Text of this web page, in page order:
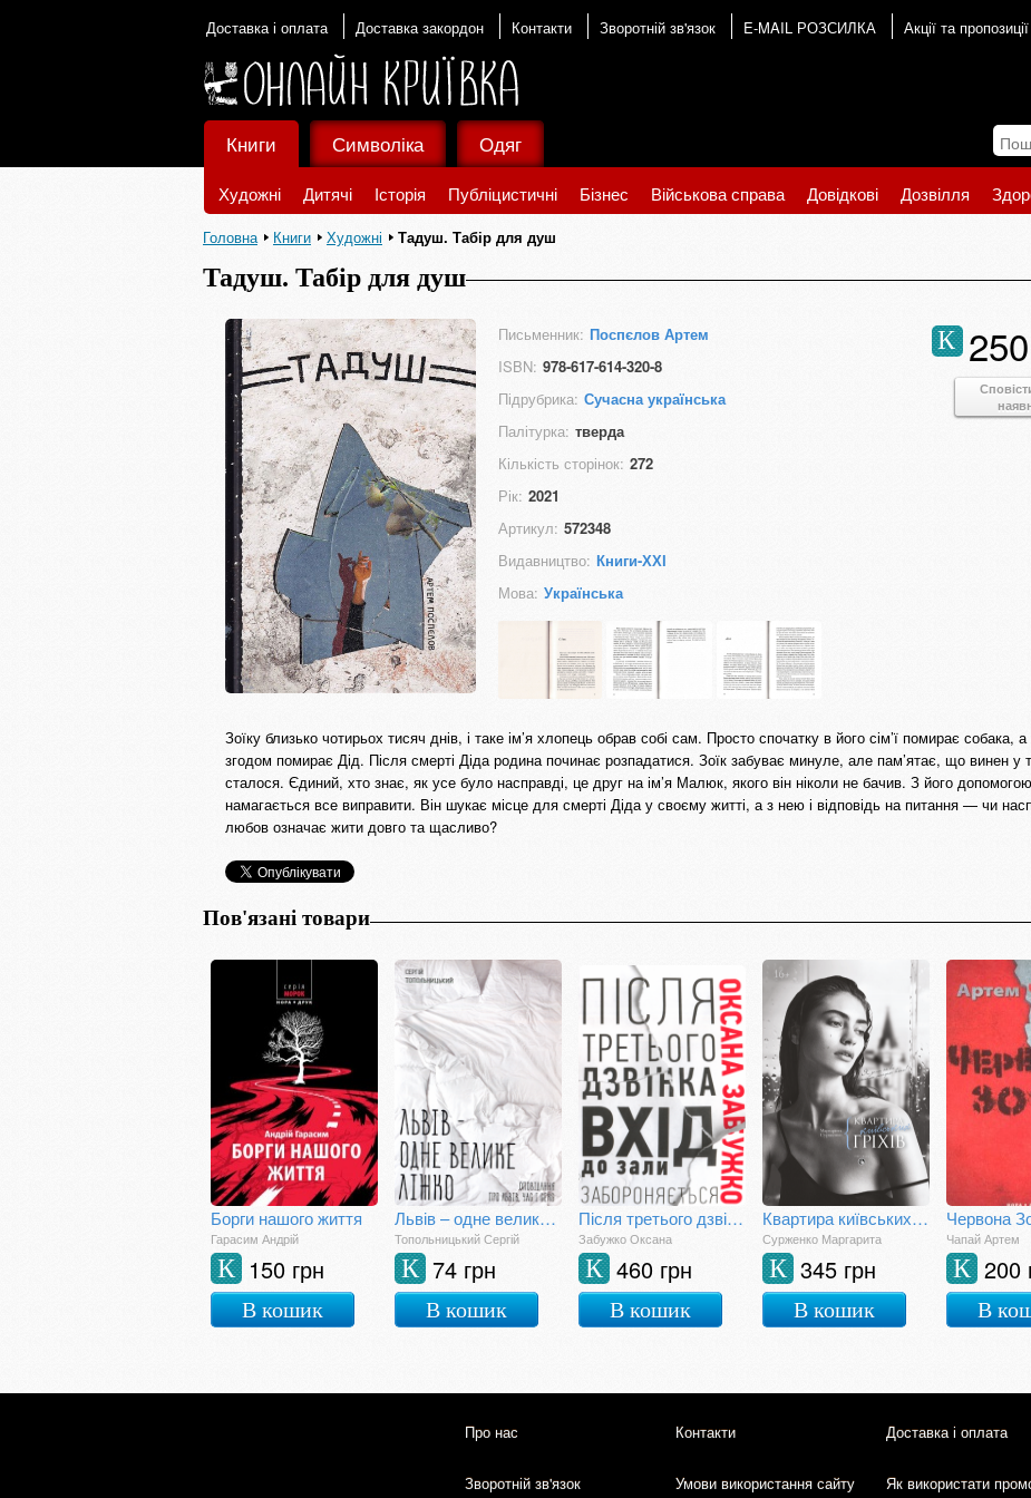
Доставка і оплата Доставка закордон Контакти Зворотній зв'язок E-MAIL РОЗСИЛКА Акції та пропозиції
Книги
Художні Дитячі Історія Публіцистичні Бізнес Військова справа Довідкові Дозвілля
Символіка Одяг
Головна Книги Художні Тадуш. Табір для душ
Тадуш. Табір для душ
Письменник: Поспєлов Артем
ISBN: 978-617-614-320-8
Підрубрика: Сучасна українська
Палітурка: тверда
Кількість сторінок: 272
Рік: 2021
Артикул: 572348
Видавництво: Книги-ХХІ
Мова: Українська
К
Зоїку близько чотирьох тисяч днів, і таке ім’я хлопець обрав собі сам. Просто спочатку в його сім’ї помирає собака,
згодом помирає Дід. Після смерті Діда родина починає розпадатися. Зоїк забуває минуле, але пам’ятає, що винен
сталося. Єдиний, хто знає, як усе було насправді, це друг на ім’я Малюк, якого він ніколи не бачив. З його
намагається все виправити. Він шукає місце для смерті Діда у своєму житті, а з нею і відповідь на питання — чи
любов означає жити довго та щасливо?
Пов'язані товари
Борги нашого життя
Гарасим Андрій
150 грн
К
В кошик
Львів – одне велике ліжко
Топольницький Сергій
74 грн
К
В кошик
Після третього дзвінка вхід до зали забороняється
Забужко Оксана
460 грн
К
В кошик
Квартира київських гріхів
Сурженко Маргарита
345 грн
К
В кошик
Червона
Чапай Артем
200
К
В
Про нас Контакти Доставка і оплата
Зворотній зв'язок Умови використання сайту Як використати